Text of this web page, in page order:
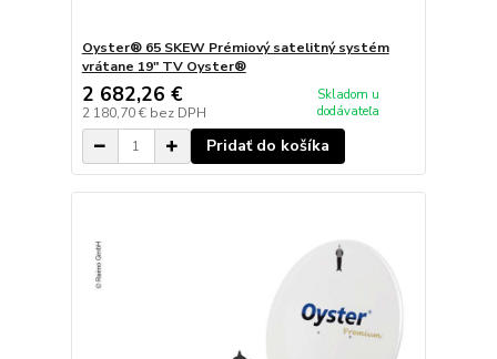
Oyster® 65 SKEW Prémiový satelitný systém
vrátane 19" TV Oyster®
2 682,26 €
2 180,70 € bez DPH
Skladom u
dodávateľa
Pridať do košíka